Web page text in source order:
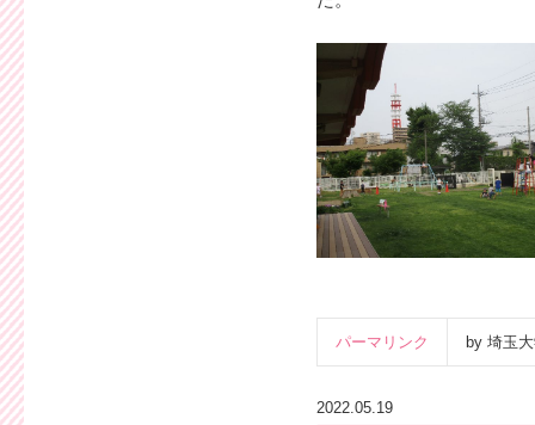
パーマリンク by 埼玉
2022.05.19